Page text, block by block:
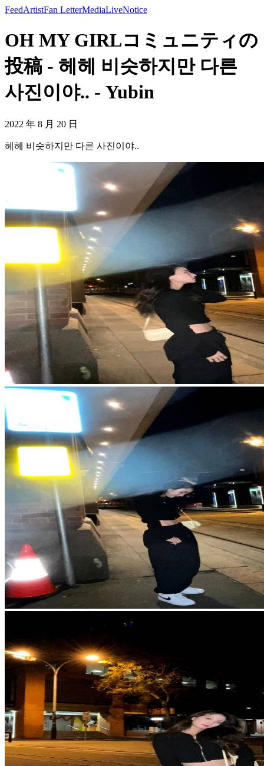
FeedArtistFan LetterMediaLiveNotice
OH MY GIRLコミュニティの
投稿 - 헤헤 비슷하지만 다른
사진이야.. - Yubin
2022 年 8 月 20 日
헤헤 비슷하지만 다른 사진이야..